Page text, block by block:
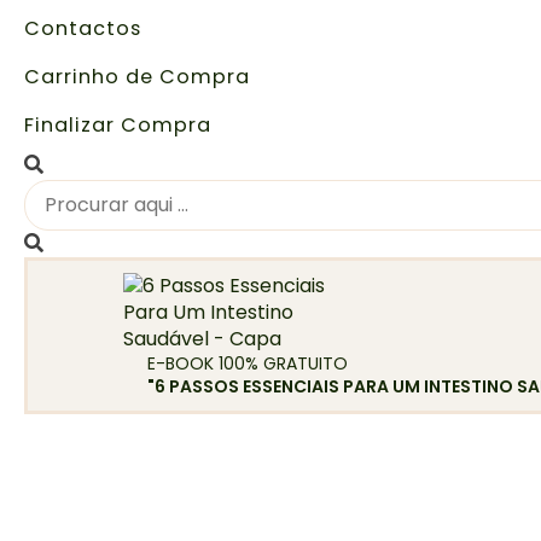
Contactos
Carrinho de Compra
Finalizar Compra
E-BOOK 100% GRATUITO
"6 PASSOS ESSENCIAIS PARA UM INTESTINO